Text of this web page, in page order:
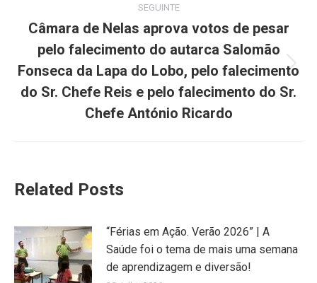
SEGUINTE
Next
post:
Câmara de Nelas aprova votos de pesar
pelo falecimento do autarca Salomão
Fonseca da Lapa do Lobo, pelo falecimento
do Sr. Chefe Reis e pelo falecimento do Sr.
Chefe António Ricardo
Related Posts
“Férias em Ação. Verão 2026” | A
Saúde foi o tema de mais uma semana
de aprendizagem e diversão!